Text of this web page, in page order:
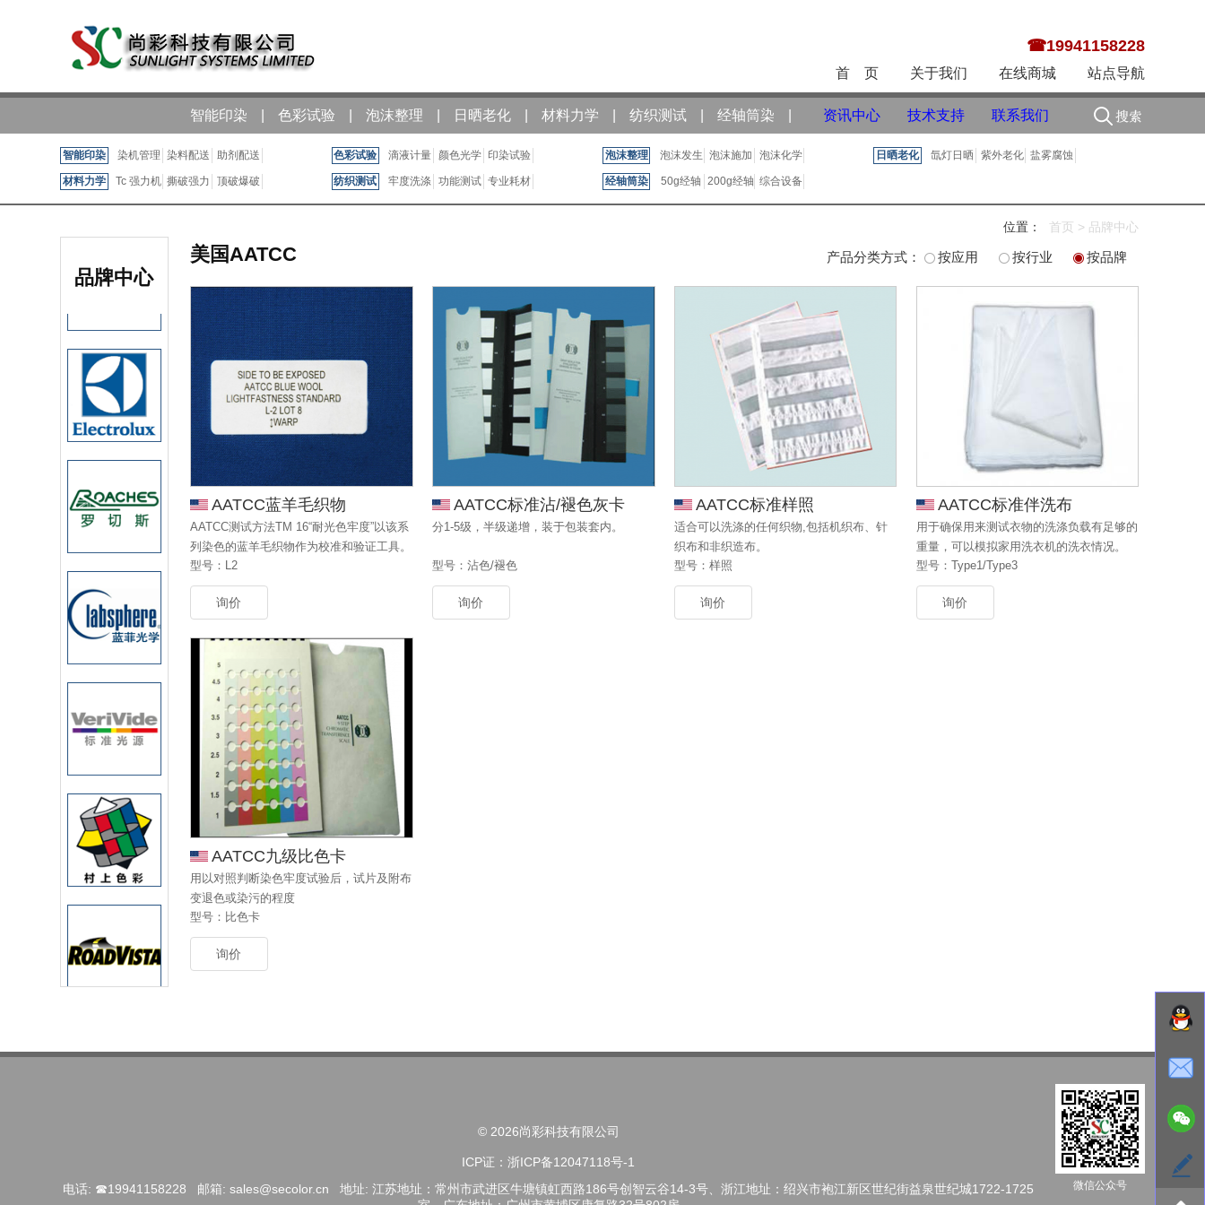
☎19941158228
首 页 关于我们 在线商城 站点导航
智能印染 色彩试验 泡沫整理 日晒老化 材料力学 纺织测试 经轴筒染 资讯中心 技术支持 联系我们
智能印染 染机管理 染料配送 助剂配送 色彩试验 滴液计量 颜色光学 印染试验 泡沫整理 泡沫发生 泡沫施加 泡沫化学 日晒老化 氙灯日晒 紫外老化 盐雾腐蚀
材料力学 Tc 强力机 撕破强力 顶破爆破 纺织测试 牢度洗涤 功能测试 专业耗材 经轴筒染 50g经轴 200g经轴 综合设备
品牌中心
位置： 首页 > 品牌中心
产品分类方式： 按应用 按行业 按品牌
美国AATCC
AATCC蓝羊毛织物
AATCC测试方法TM 16“耐光色牢度”以该系
列染色的蓝羊毛织物作为校准和验证工具。
采用这些蓝羊毛织物作为内部验证确认有关
测试仪器是否稳定运作和正确地校准。
型号：L2
询价
AATCC标准沾/褪色灰卡
分1-5级，半级递增，装于包装套内。
型号：沾色/褪色
询价
AATCC标准样照
适合可以洗涤的任何织物,包括机织布、针
织布和非织造布。
型号：样照
询价
AATCC标准伴洗布
用于确保用来测试衣物的洗涤负载有足够的
重量，可以模拟家用洗衣机的洗衣情况。
型号：Type1/Type3
询价
AATCC九级比色卡
用以对照判断染色牢度试验后，试片及附布
变退色或染污的程度
型号：比色卡
询价
© 2026尚彩科技有限公司
ICP证：浙ICP备12047118号-1
电话: ☎19941158228
邮箱:sales@secolor.cn
地址: 江苏地址：常州市武进区牛塘镇虹西路186号创智云谷14-3号、浙江地址：绍兴市袍江新区世纪街益泉世纪城1722-1725
微信公众号